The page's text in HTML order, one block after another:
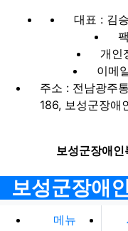
대표 : 김
개인
이메
주소 : 전남광주
186, 보성군장애
보성군장애
보성군장애
메뉴